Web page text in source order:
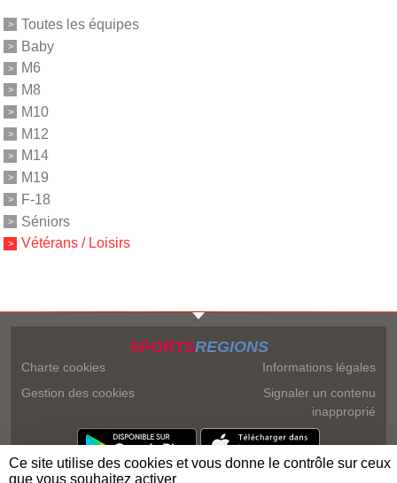
Toutes les équipes
Baby
M6
M8
M10
M12
M14
M19
F-18
Séniors
Vétérans / Loisirs
SPORTSREGIONS
Charte cookies
Gestion des cookies
Informations légales
Signaler un contenu
inapproprié
Ce site utilise des cookies et vous donne le contrôle sur ceux
que vous souhaitez activer